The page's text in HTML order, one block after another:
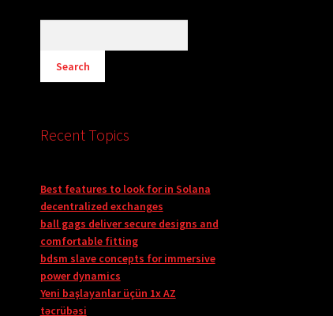
Recent Topics
Best features to look for in Solana
decentralized exchanges
ball gags deliver secure designs and
comfortable fitting
bdsm slave concepts for immersive
power dynamics
Yeni başlayanlar üçün 1x AZ
təcrübəsi